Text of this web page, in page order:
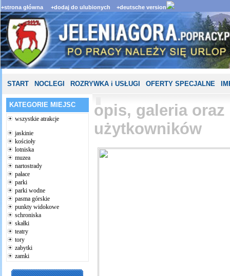
+strona główna +dodaj do ulubionych +deutsche version
START NOCLEGI ROZRYWKA i USŁUGI OFERTY SPECJALNE
KATEGORIE MIEJSC
wszystkie atrakcje
jaskinie
kościoły
lotniska
muzea
nartostrady
pałace
parki
parki wodne
pasma górskie
punkty widokowe
schroniska
skałki
teatry
tory
zabytki
zamki
opis, galeria oraz
użytkowników